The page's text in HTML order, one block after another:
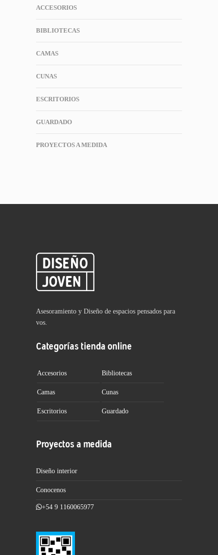
ACCESORIOS
BIBLIOTECAS
CAMAS
CUNAS
ESCRITORIOS
GUARDADO
PROYECTOS A MEDIDA
Asesoramiento y Diseño de espacios pensados para
vos.
Categorías tienda online
Accesorios Bibliotecas
Camas Cunas
Escritorios Guardado
Proyectos a medida
Diseño interior
Conocenos
+54 9 1160065977